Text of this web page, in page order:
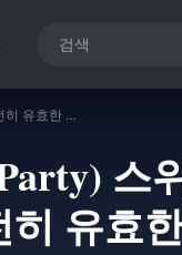
에기 파티(Eggy Party) 스위치 버전 결제 2026년 6월 종료: 여전히 유효한 모바일 결제 방법
스
히 유효